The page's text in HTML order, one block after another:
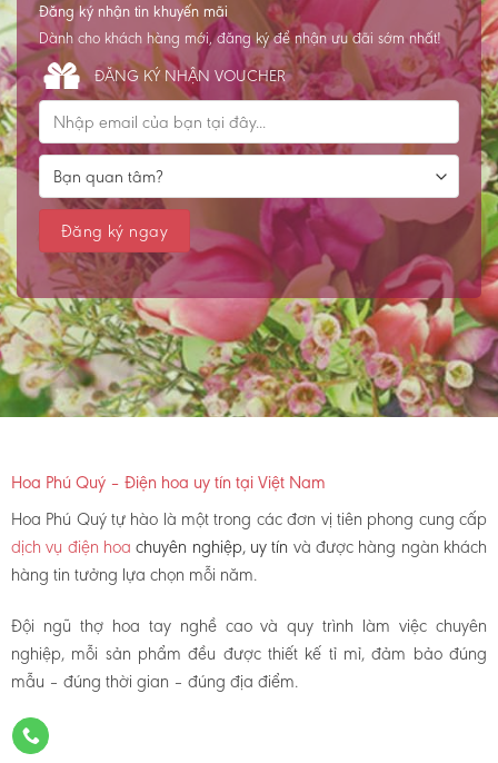
Đăng ký nhận tin khuyến mãi
Dành cho khách hàng mới, đăng ký để nhận ưu đãi sớm nhất!
ĐĂNG KÝ NHẬN VOUCHER
Hoa Phú Quý – Điện hoa uy tín tại Việt Nam
Hoa Phú Quý tự hào là một trong các đơn vị tiên phong cung cấp
dịch vụ điện hoachuyên nghiệp, uy tín và được hàng ngàn khách
hàng tin tưởng lựa chọn mỗi năm.
Đội ngũ thợ hoa tay nghề cao và quy trình làm việc chuyên
nghiệp, mỗi sản phẩm đều được thiết kế tỉ mỉ, đảm bảo đúng
mẫu – đúng thời gian – đúng địa điểm.